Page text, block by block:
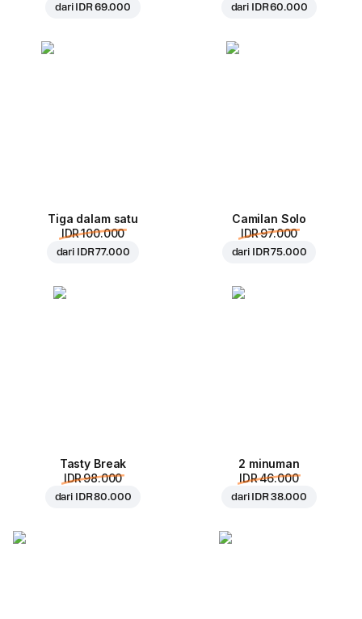
dari IDR 69.000 dari IDR 60.000
Tiga dalam satu
IDR 100.000
dari IDR 77.000
Camilan Solo
IDR 97.000
dari IDR 75.000
Tasty Break
IDR 98.000
dari IDR 80.000
2 minuman
IDR 46.000
dari IDR 38.000